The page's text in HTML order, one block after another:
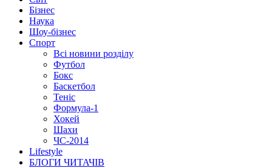
Бізнес
Наука
Шоу-бізнес
Спорт
Всі новини розділу
Футбол
Бокс
Баскетбол
Теніс
Формула-1
Хокей
Шахи
ЧС-2014
Lifestyle
БЛОГИ ЧИТАЧІВ